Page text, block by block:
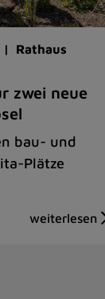
| Rathaus
zwei neue
bau- und
Plätze